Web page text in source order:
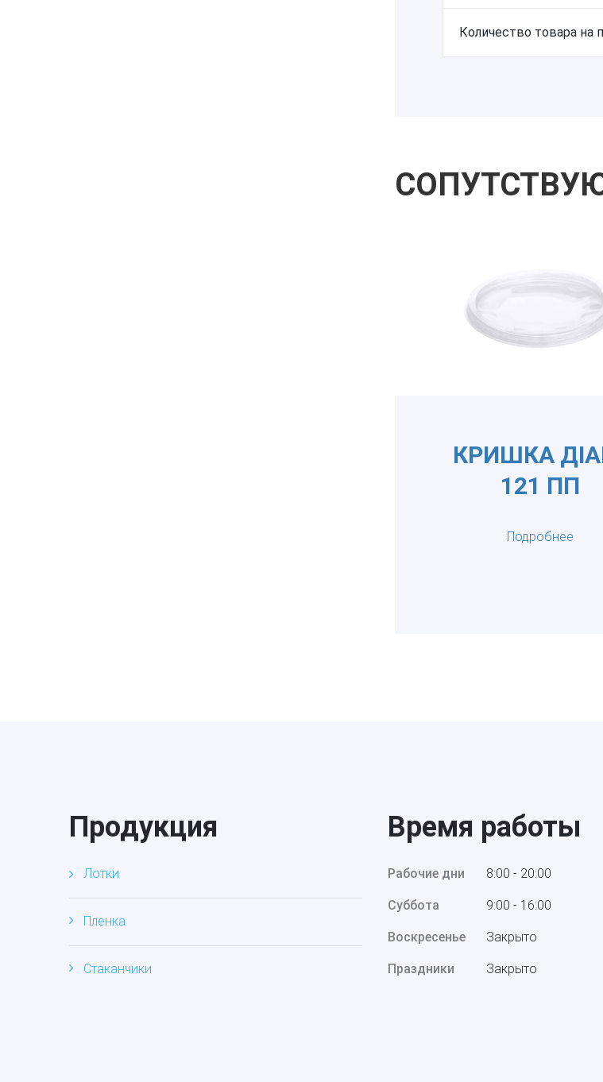
Количество товара на
КРИШКА
121 ПП
Подробнее
Продукция
Лотки
Пленка
Стаканчики
Время работы
Рабочие дни 8:00 - 20:00
Суббота 9:00 - 16:00
Воскресенье Закрыто
Праздники Закрыто